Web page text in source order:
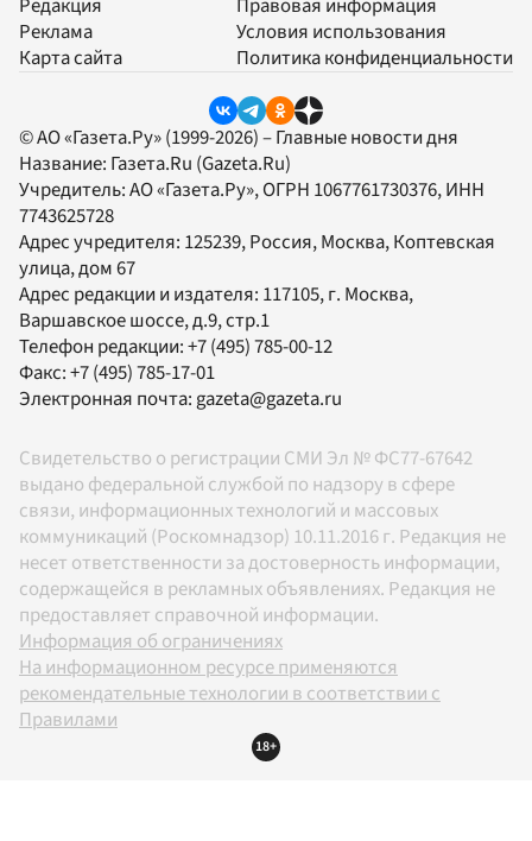
Редакция
Реклама
Карта сайта
Правовая информация
Условия использования
Политика конфиденциальности
© АО «Газета.Ру» (1999-2026) – Главные новости дня
Название: Газета.Ru (Gazeta.Ru)
Учредитель:АО «Газета.Ру», ОГРН 1067761730376, ИНН
7743625728
Адрес учредителя: 125239, Россия, Москва, Коптевская
улица, дом 67
Адрес редакции и издателя: 117105, г. Москва,
Варшавское шоссе, д.9, стр.1
Телефон редакции:+7 (495) 785-00-12
Факс:+7 (495) 785-17-01
Электронная почта: gazeta@gazeta.ru
Свидетельство о регистрации СМИ Эл № ФС77-67642
выдано федеральной службой по надзору в сфере
связи, информационных технологий и массовых
коммуникаций (Роскомнадзор) 10.11.2016 г. Редакция не
несет ответственности за достоверность информации,
содержащейся в рекламных объявлениях. Редакция не
предоставляет справочной информации.
Информация об ограничениях
На информационном ресурсе применяются
рекомендательные технологии в соответствии с
Правилами
18+